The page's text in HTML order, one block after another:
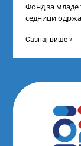
Фонд за младе
седници
Сазнај више »